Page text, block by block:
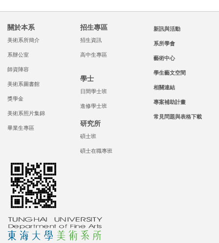
關於本系
美術系所簡介
系辦公室
師資陣容
美術系圖書館
獎學金
美術系照片集錦
畢業生專區
招生專區
招生資訊
高中生專區
學士
日間學士班
進修學士班
研究所
碩士班
碩士在職專班
新訊與活動
系所學會
藝術中心
學生藝文空間
相關連結
專案補助計畫
常見問題與表格下載